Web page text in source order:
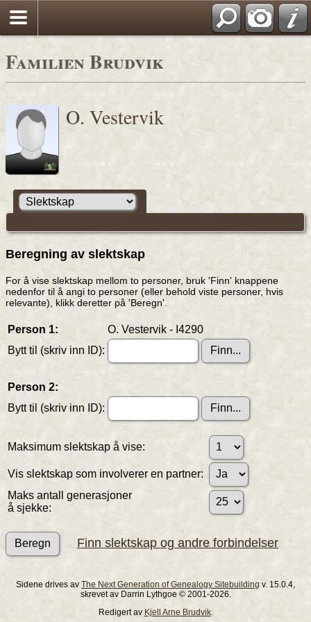
Familien Brudvik
O. Vestervik
Beregning av slektskap
For å vise slektskap mellom to personer, bruk 'Finn' knappene
nedenfor til å angi to personer (eller behold viste personer, hvis
relevante), klikk deretter på 'Beregn'.
Person 1:
O. Vestervik - I4290
Bytt til (skriv inn ID):
Person 2:
Bytt til (skriv inn ID):
Maksimum slektskap å vise:
Vis slektskap som involverer en partner:
Maks antall generasjoner
å sjekke:
Finn slektskap og andre forbindelser
Sidene drives av The Next Generation of Genealogy Sitebuilding v. 15.0.4,
skrevet av Darrin Lythgoe © 2001-2026.
Redigert av Kjell Arne Brudvik.